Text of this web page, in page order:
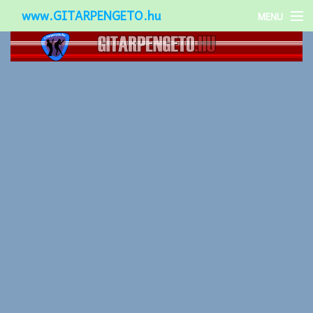
www.GITARPENGETO.hu MENU
Népszerű-